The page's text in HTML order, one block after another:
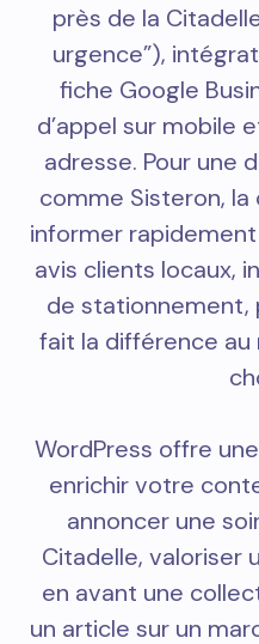
près de la
urgence”),
fiche Google
d’appel sur mobile
adresse. Pour une
comme Sisteron,
informer
avis clients locaux,
de stationnement,
fait la différence
WordPress offre
enrichir votre
annoncer une
Citadelle, valoriser
en avant une
un article sur un